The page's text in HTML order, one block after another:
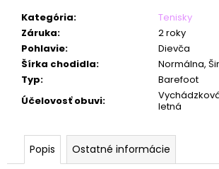
Kategória:
Tenisky
Záruka:
2 roky
Pohlavie:
Dievča
Šírka chodidla:
Normálna,
Typ:
Barefoot
Účelovosť obuvi:
letná
Popis Ostatné informácie
o
ú
č
a
m